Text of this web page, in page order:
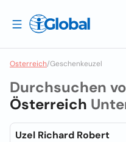
Osterreich/Geschenkeuzel
Durchsuchen
Österreich
Uzel Richard Robert